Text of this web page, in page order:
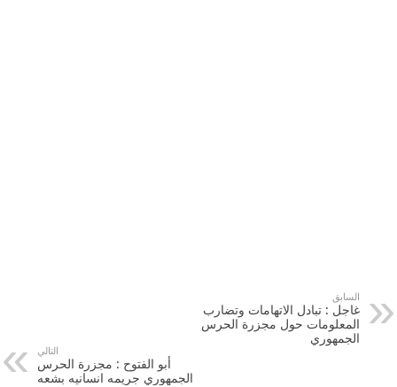
السابق
غاجل : تبادل الاتهامات وتضارب
المعلومات حول مجزرة الحرس
الجمهوري
التالي
أبو الفتوح : مجزرة الحرس
الجمهوري جريمه انسانيه بشعه